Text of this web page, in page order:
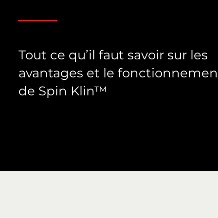
Tout ce qu’il faut savoir sur les
avantages et le
de Spin Klin™